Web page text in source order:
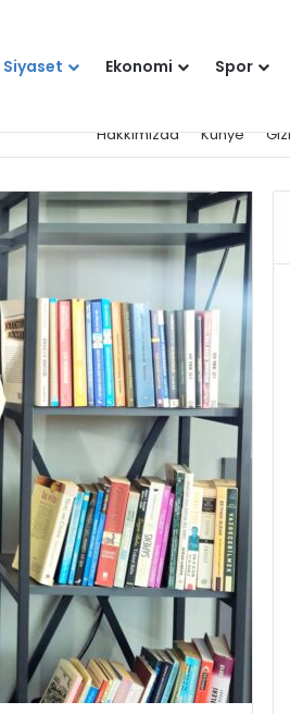
Siyaset Ekonomi Spor
Hakkımızda Künye